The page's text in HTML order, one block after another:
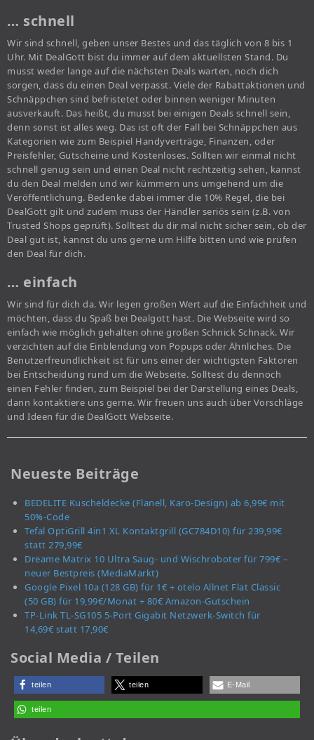
… schnell
Wir sind schnell, geben unser Bestes und das täglich von 8 bis 1
Uhr. Mit DealGott bist du immer auf dem aktuellsten Stand. Du
musst weder lange auf die nächsten Deals warten, noch dich
sorgen, dass du einen Deal verpasst. Viele der Rabattaktionen und
Schnäppchen sind befristetet oder binnen weniger Minuten
ausverkauft. Das heißt, du musst bei einigen Deals schnell sein,
denn sonst ist alles weg. Das ist oft der Fall bei Schnäppchen aus
Kategorien wie zum Beispiel Handyverträge, Finanzen, oder
Preisfehler, Gutscheine und Kostenloses. Sollten wir einmal nicht
schnell genug sein und einen Deal nicht rechtzeitig sehen, kannst
du den Deal melden und wir kümmern uns umgehend um die
Veröffentlichung. Bedenke dabei immer die 10% Regel, die bei
DealGott gilt und zudem muss der Händler seriös sein (z.B. von
Trusted Shops geprüft). Solltest du dir mal nicht sicher sein, ob der
Deal gut ist, kannst du uns gerne um Hilfe bitten und wie prüfen
den Deal für dich.
… einfach
Wir sind für dich da. Wir legen großen Wert auf die Einfachheit und
möchten, dass du Spaß bei Dealgott hast. Die Webseite wird so
einfach wie möglich gehalten ohne großen Schnick Schnack. Wir
verzichten auf die Einblendung von Popups oder Ähnliches. Die
Benutzerfreundlichkeit ist für uns einer der wichtigsten Faktoren
bei Entscheidung rund um die Webseite. Solltest du dennoch
einen Fehler finden, zum Beispiel bei der Darstellung eines Deals,
dann kontaktiere uns gerne. Wir freuen uns auch über Vorschläge
und Ideen für die DealGott Webseite.
Neueste Beiträge
BEDELITE Kuscheldecke (Flanell, Karo-Design) ab 6,99€ mit
50%-Code
Tefal OptiGrill 4in1 XL Kontaktgrill (GC784D10) für 239,99€
statt 279,99€
Dreame Matrix 10 Ultra Saug- und Wischroboter für 799€ –
neuer Bestpreis (MediaMarkt)
Google Pixel 10a (128 GB) für 1€ + otelo Allnet Flat Classic
(50 GB) für 19,99€/Monat + 80€ Amazon-Gutschein
TP-Link TL-SG105 5-Port Gigabit Netzwerk-Switch für
14,69€ statt 17,90€
Social Media / Teilen
teilen teilen E-Mail
teilen